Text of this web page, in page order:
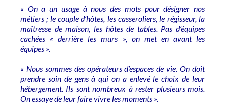
« On a un usage à nous des mots pour désigner nos
métiers ; le couple d’hôtes, les casseroliers, le régisseur, la
maîtresse de maison, les hôtes de tables. Pas d’équipes
cachées « derrière les murs », on met en avant les
équipes ».
« Nous sommes des opérateurs d’espaces de vie. On doit
prendre soin de gens à qui on a enlevé le choix de leur
hébergement. Ils sont nombreux à rester plusieurs mois.
On essaye de leur faire vivre les moments ».